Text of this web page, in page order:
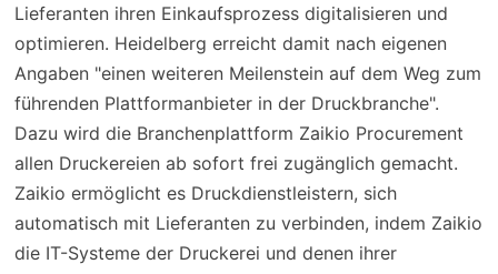
Lieferanten ihren Einkaufsprozess digitalisieren und
optimieren. Heidelberg erreicht damit nach eigenen
Angaben "einen weiteren Meilenstein auf dem Weg zum
führenden Plattformanbieter in der Druckbranche".
Dazu wird die Branchenplattform Zaikio Procurement
allen Druckereien ab sofort frei zugänglich gemacht.
Zaikio ermöglicht es Druckdienstleistern, sich
automatisch mit Lieferanten zu verbinden, indem Zaikio
die IT-Systeme der Druckerei und denen ihrer